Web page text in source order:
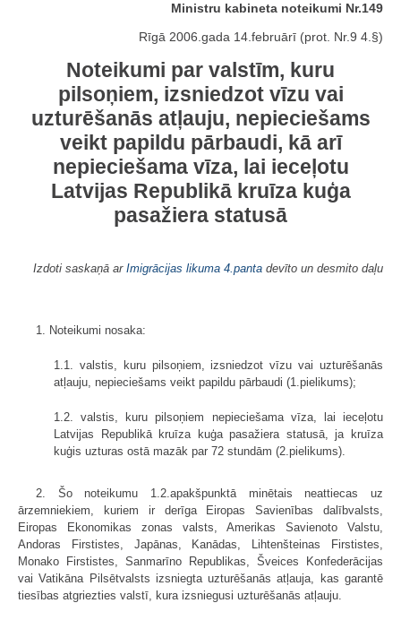
Ministru kabineta noteikumi Nr.149
Rīgā 2006.gada 14.februārī (prot. Nr.9 4.§)
Noteikumi par valstīm, kuru
pilsoņiem, izsniedzot vīzu vai
uzturēšanās atļauju, nepieciešams
veikt papildu pārbaudi, kā arī
nepieciešama vīza, lai ieceļotu
Latvijas Republikā kruīza kuģa
pasažiera statusā
Izdoti saskaņā ar Imigrācijas likuma 4.panta devīto un desmito daļu
1. Noteikumi nosaka:
1.1. valstis, kuru pilsoņiem, izsniedzot vīzu vai uzturēšanās
atļauju, nepieciešams veikt papildu pārbaudi (1.pielikums);
1.2. valstis, kuru pilsoņiem nepieciešama vīza, lai ieceļotu
Latvijas Republikā kruīza kuģa pasažiera statusā, ja kruīza
kuģis uzturas ostā mazāk par 72 stundām (2.pielikums).
2. Šo noteikumu 1.2.apakšpunktā minētais neattiecas uz
ārzemniekiem, kuriem ir derīga Eiropas Savienības dalībvalsts,
Eiropas Ekonomikas zonas valsts, Amerikas Savienoto Valstu,
Andoras Firstistes, Japānas, Kanādas, Lihtenšteinas Firstistes,
Monako Firstistes, Sanmarīno Republikas, Šveices Konfederācijas
vai Vatikāna Pilsētvalsts izsniegta uzturēšanās atļauja, kas garantē
tiesības atgriezties valstī, kura izsniegusi uzturēšanās atļauju.